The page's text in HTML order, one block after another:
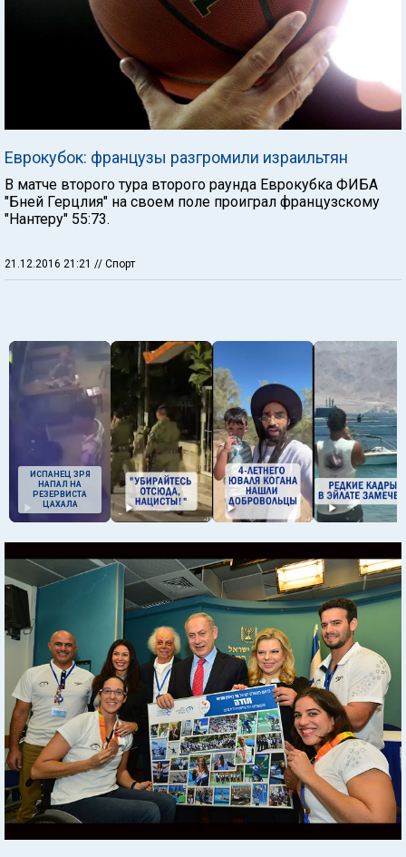
Еврокубок: французы разгромили израильтян
В матче второго тура второго раунда Еврокубка ФИБА
"Бней Герцлия" на своем поле проиграл французскому
"Нантеру" 55:73.
21.12.2016 21:21 // Спорт
ИСПАНЕЦ ЗРЯ
НАПАЛ НА
РЕЗЕРВИСТА
ЦАХАЛА